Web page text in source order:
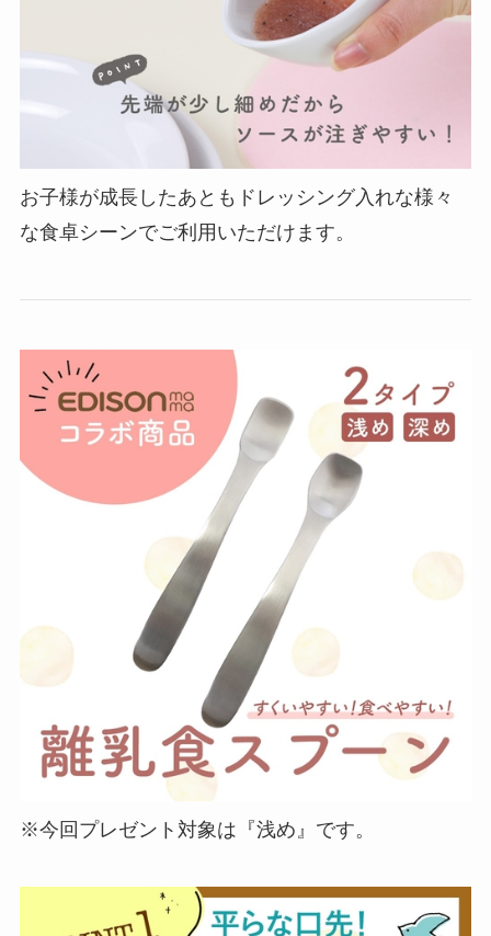
お子様が成長したあともドレッシング入れな様々
な食卓シーンでご利用いただけます。
※今回プレゼント対象は『浅め』です。